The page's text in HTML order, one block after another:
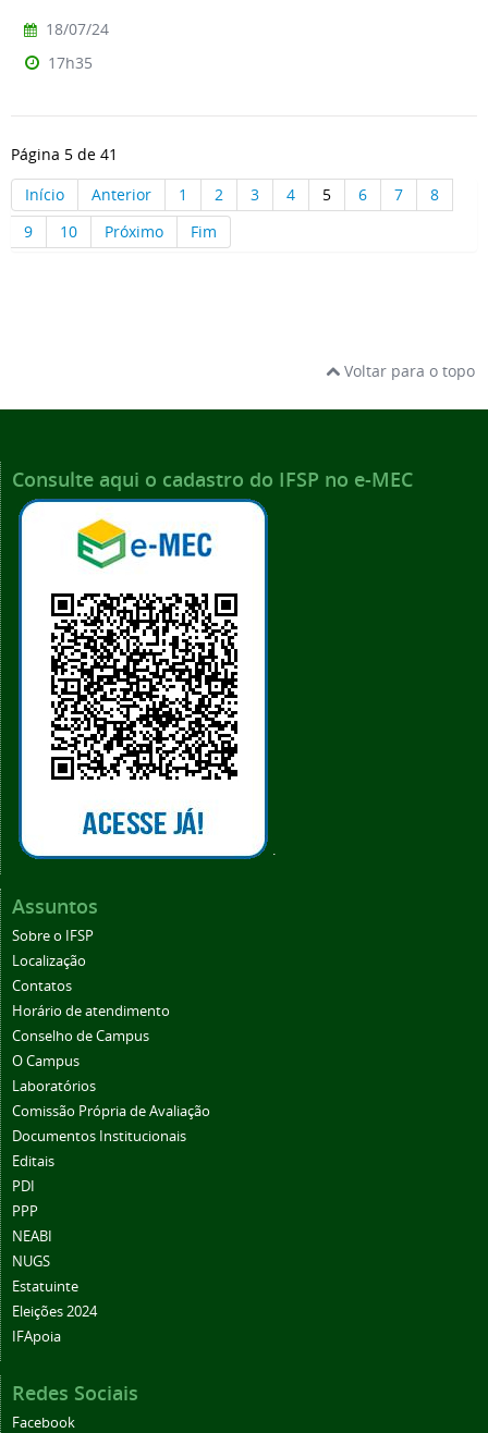
18/07/24
17h35
Página 5 de 41
Início
Anterior 1 2 3 4 5 6 7
8
9
10 Próximo Fim
Voltar para o topo
Consulte aqui o cadastro do IFSP no e-MEC
.
Assuntos
Sobre o IFSP
Localização
Contatos
Horário de atendimento
Conselho de Campus
O Campus
Laboratórios
Comissão Própria de Avaliação
Documentos Institucionais
Editais
PDI
PPP
NEABI
NUGS
Estatuinte
Eleições 2024
IFApoia
Redes Sociais
Facebook